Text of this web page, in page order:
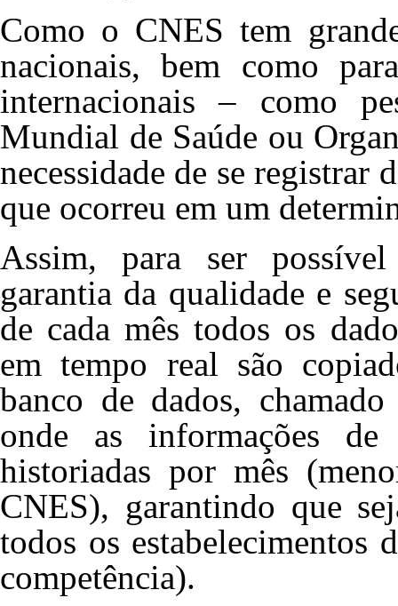
Como o CNES tem
nacionais, bem como
internacionais – como
Mundial de Saúde ou
necessidade de se
que ocorreu em um
Assim, para ser
garantia da qualidade e
de cada mês todos os
em tempo real são
banco de dados,
onde as informações de
historiadas por mês
CNES), garantindo que
todos os estabelecimentos
competência).